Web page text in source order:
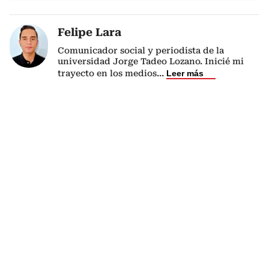
Felipe Lara
Comunicador social y periodista de la
universidad Jorge Tadeo Lozano. Inicié mi
trayecto en los medios... Leer más